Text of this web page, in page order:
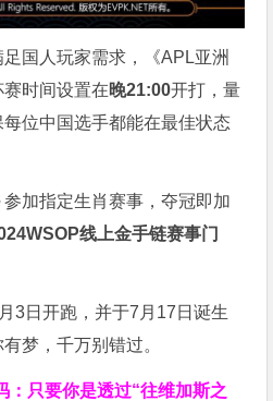
国人玩家需求，《APL亚洲
时间设置在晚21:00开打，量
位中国选手都能在最佳状态
加指定生肖赛事，夺冠即加
线上金手链赛事门
3日开跑，并于7月17日诞生
梦，千万别错过。
：只要你是透过“往维加斯之